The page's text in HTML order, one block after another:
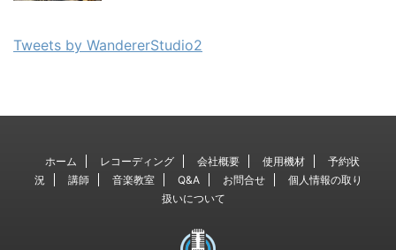
Tweets by WandererStudio2
ホーム レコーディング 会社概要 使用機材
予約状
況
講師 音楽教室 Q&A お問合せ
個人情報の取り
扱いについて